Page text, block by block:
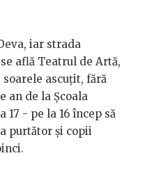
iar strada
află Teatrul de Artă,
ascuțit, fără
an de la Școala
17 - pe la 16 încep să
purtător și copii